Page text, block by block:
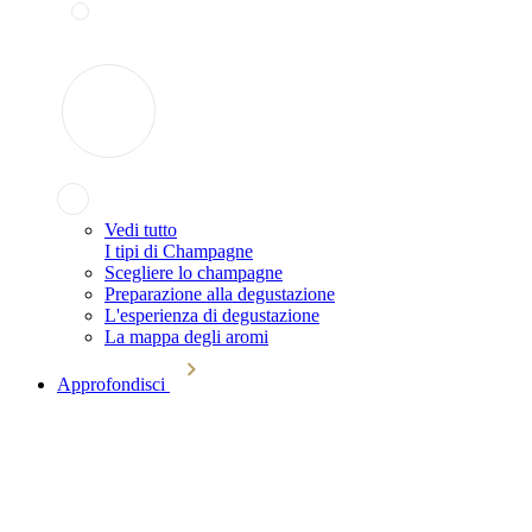
Vedi tutto
I tipi di Champagne
Scegliere lo champagne
Preparazione alla degustazione
L'esperienza di degustazione
La mappa degli aromi
Approfondisci